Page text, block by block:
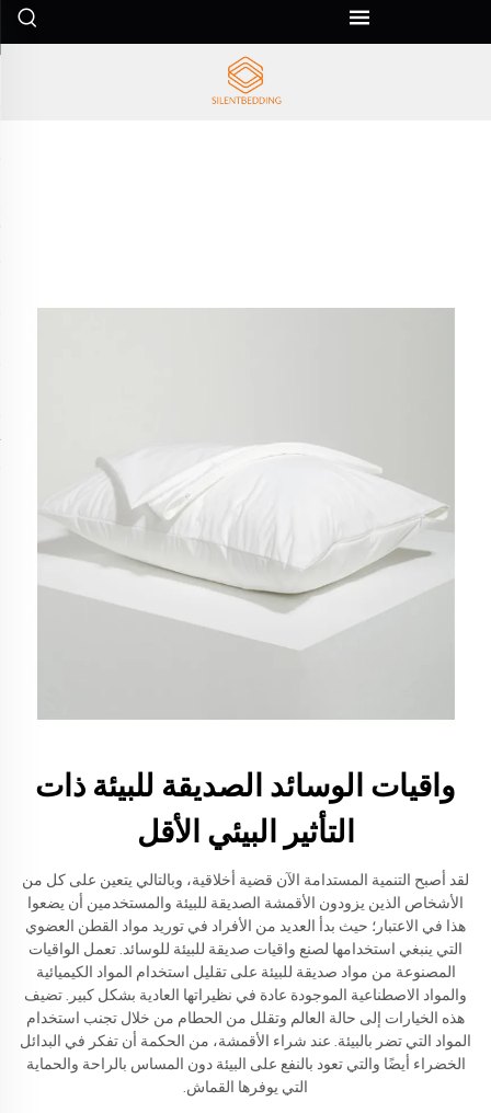
واقيات الوسائد الصديقة للبيئة ذات
التأثير البيئي الأقل
لقد أصبح التنمية المستدامة الآن قضية أخلاقية، وبالتالي يتعين على كل من
الأشخاص الذين يزودون الأقمشة الصديقة للبيئة والمستخدمين أن يضعوا
هذا في الاعتبار؛ حيث بدأ العديد من الأفراد في توريد مواد القطن العضوي
التي ينبغي استخدامها لصنع واقيات صديقة للبيئة للوسائد. تعمل الواقيات
المصنوعة من مواد صديقة للبيئة على تقليل استخدام المواد الكيميائية
والمواد الاصطناعية الموجودة عادة في نظيراتها العادية بشكل كبير. تضيف
هذه الخيارات إلى حالة العالم وتقلل من الحطام من خلال تجنب استخدام
المواد التي تضر بالبيئة. عند شراء الأقمشة، من الحكمة أن تفكر في البدائل
الخضراء أيضًا والتي تعود بالنفع على البيئة دون المساس بالراحة والحماية
التي يوفرها القماش.